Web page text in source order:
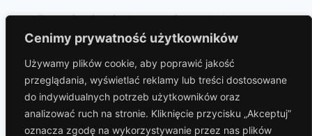
Cenimy prywatność użytkowników
Używamy plików cookie, aby poprawić jakość
przeglądania, wyświetlać reklamy lub treści dostosowane
do indywidualnych potrzeb użytkowników oraz
analizować ruch na stronie. Kliknięcie przycisku „Akceptuj”
oznacza zgodę na wykorzystywanie przez nas plików
Zapamiętaj moje dane w tej przeglądarce
podczas pisania kolejnych komentarzy.